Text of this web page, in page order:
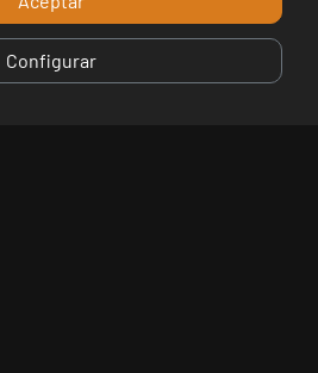
935156135
Configurar